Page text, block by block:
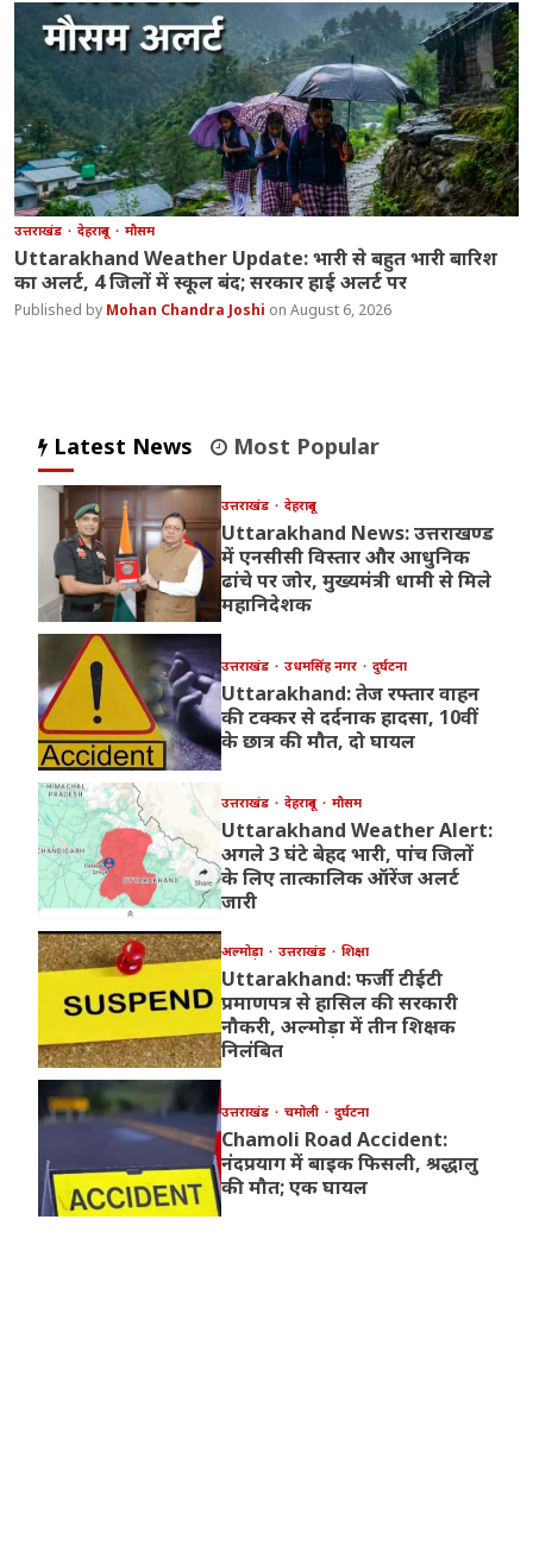
उत्तराखंड देहरादून मौसम
Uttarakhand Weather Update: भारी से बहुत भारी बारिश
का अलर्ट, 4 जिलों में स्कूल बंद; सरकार हाई अलर्ट पर
Mohan Chandra Joshi August 6, 2026
Latest News Most Popular
उत्तराखंड देहरादून
Uttarakhand News: उत्तराखण्ड
में एनसीसी विस्तार और आधुनिक
ढांचे पर जोर, मुख्यमंत्री धामी से मिले
महानिदेशक
उत्तराखंड उधमसिंह नगर दुर्घटना
Uttarakhand: तेज रफ्तार वाहन
की टक्कर से दर्दनाक हादसा, 10वीं
के छात्र की मौत, दो घायल
उत्तराखंड देहरादून मौसम
Uttarakhand Weather Alert:
अगले 3 घंटे बेहद भारी, पांच जिलों
के लिए तात्कालिक ऑरेंज अलर्ट
जारी
अल्मोड़ा उत्तराखंड शिक्षा
Uttarakhand: फर्जी टीईटी
प्रमाणपत्र से हासिल की सरकारी
नौकरी, अल्मोड़ा में तीन शिक्षक
निलंबित
उत्तराखंड चमोली दुर्घटना
Chamoli Road Accident:
नंदप्रयाग में बाइक फिसली, श्रद्धालु
की मौत; एक घायल